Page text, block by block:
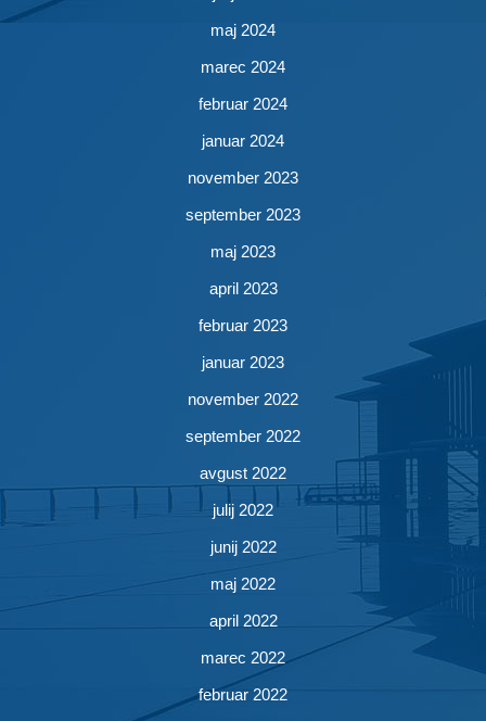
maj 2024
marec 2024
februar 2024
januar 2024
november 2023
september 2023
maj 2023
april 2023
februar 2023
januar 2023
november 2022
september 2022
avgust 2022
julij 2022
junij 2022
maj 2022
april 2022
marec 2022
februar 2022